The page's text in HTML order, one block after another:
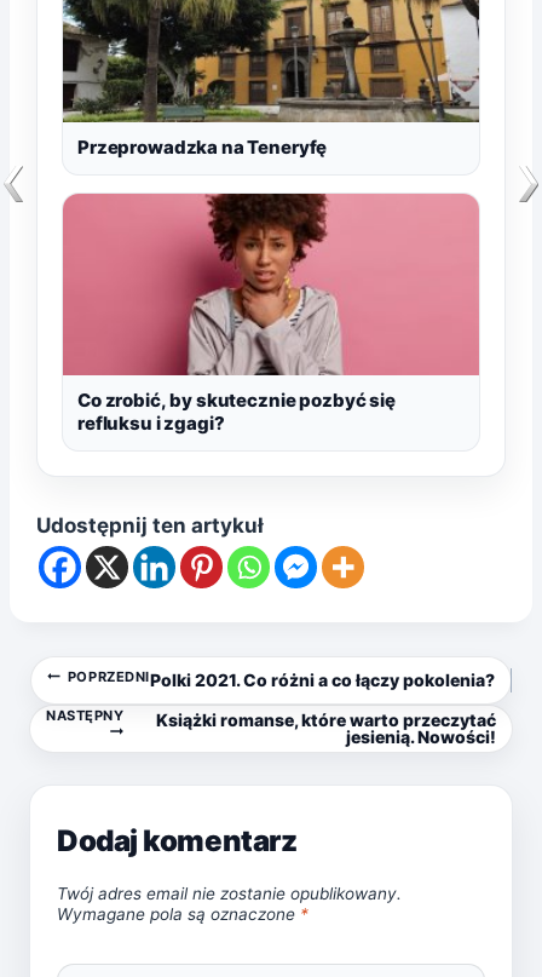
Przeprowadzka na Teneryfę
Co zrobić, by skutecznie pozbyć się
refluksu i zgagi?
Udostępnij ten artykuł
Nawigacja
wpisu
POPRZEDNIPolki 2021. Co różni a co łączy pokolenia?
NASTĘPNY
Książki romanse, które warto przeczytać
jesienią. Nowości!
Dodaj komentarz
Twój adres email nie zostanie opublikowany.
Wymagane pola są oznaczone *